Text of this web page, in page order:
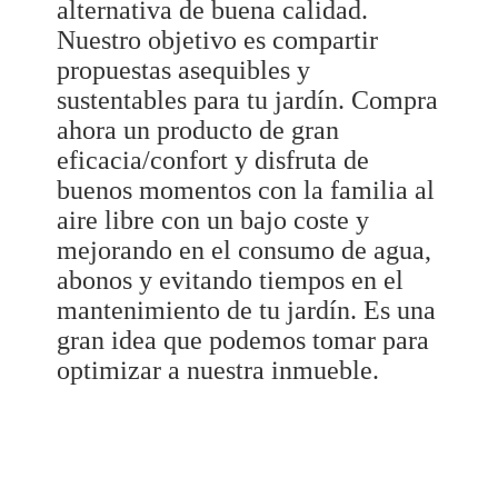
alternativa de buena calidad.
Nuestro objetivo es compartir
propuestas asequibles y
sustentables para tu jardín. Compra
ahora un producto de gran
eficacia/confort y disfruta de
buenos momentos con la familia al
aire libre con un bajo coste y
mejorando en el consumo de agua,
abonos y evitando tiempos en el
mantenimiento de tu jardín. Es una
gran idea que podemos tomar para
optimizar a nuestra inmueble.